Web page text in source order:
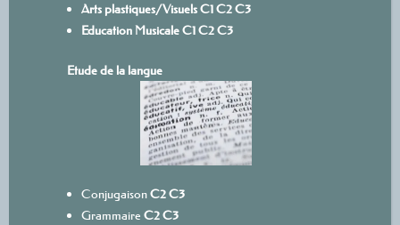
Arts plastiques/VisuelsC1C2C3
Education MusicaleC1C2C3
Etude de la langue
ConjugaisonC2C3
Grammaire C2C3